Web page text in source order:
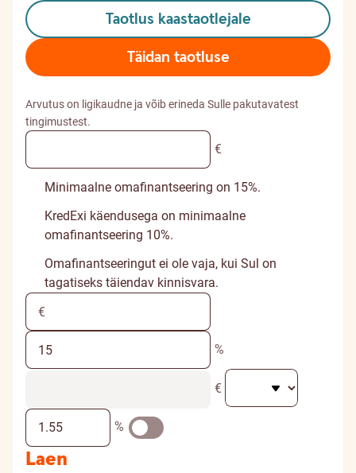
Taotlus kaastaotlejale
Täidan taotluse
Arvutus on ligikaudne ja võib erineda Sulle pakutavatest
tingimustest.
€
Minimaalne omafinantseering on 15%.
KredExi käendusega on minimaalne
omafinantseering 10%.
Omafinantseeringut ei ole vaja, kui Sul on
tagatiseks täiendav kinnisvara.
%
€
%
Laen